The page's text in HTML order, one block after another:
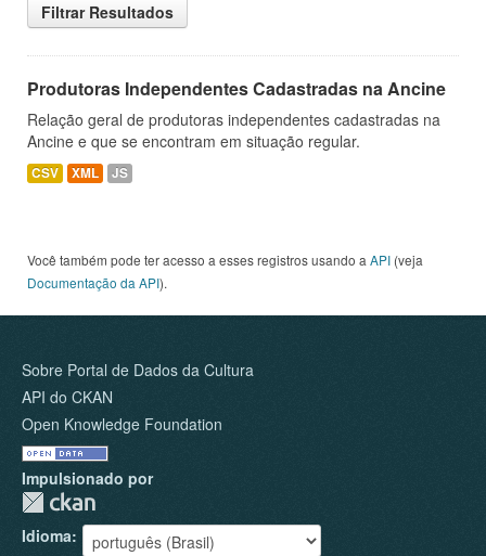
Filtrar Resultados
Produtoras Independentes Cadastradas na Ancine
Relação geral de produtoras independentes cadastradas na
Ancine e que se encontram em situação regular.
CSV XML JS
Você também pode ter acesso a esses registros usando a API (veja
Documentação da API).
Sobre Portal de Dados da Cultura
API do CKAN
Open Knowledge Foundation
Impulsionado por
Idioma